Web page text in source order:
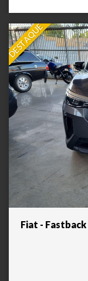
DESTAQUE
Fiat - Fastback